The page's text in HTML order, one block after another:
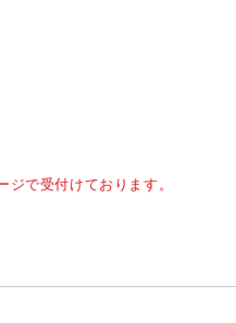
で受付けております。